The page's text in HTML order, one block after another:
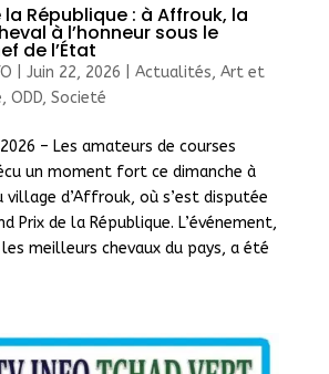
la République : à Affrouk, la
à l’honneur sous le
de l’État
Juin 22, 2026 Actualités, Art et
, ODD, Societé
– Les amateurs de courses
un moment fort ce dimanche à
village d’Affrouk, où s’est disputée
Prix de la République. L’événement,
meilleurs chevaux du pays, a été